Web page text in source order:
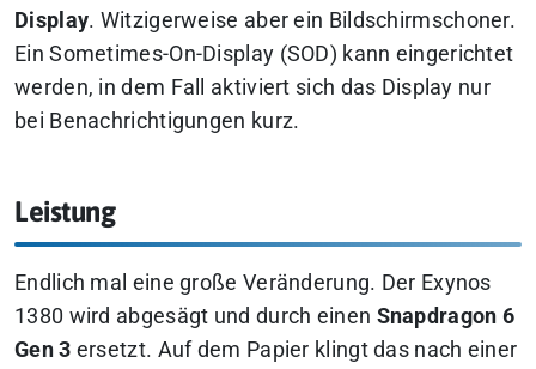
Display. Witzigerweise aber ein Bildschirmschoner.
Ein Sometimes-On-Display (SOD) kann eingerichtet
werden, in dem Fall aktiviert sich das Display nur
bei Benachrichtigungen kurz.
Leistung
Endlich mal eine große Veränderung. Der Exynos
1380 wird abgesägt und durch einen Snapdragon 6
Gen 3 ersetzt. Auf dem Papier klingt das nach einer